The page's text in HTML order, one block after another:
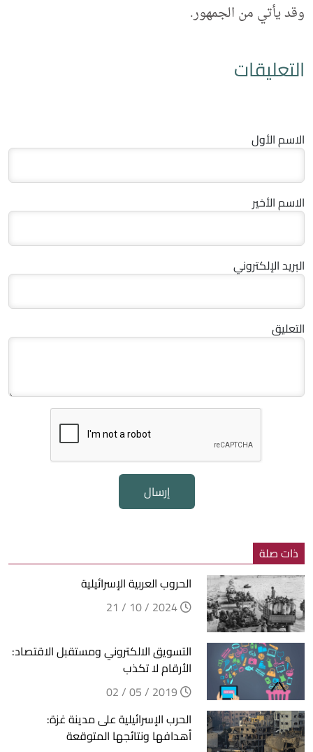
وقد يأتي من الجمهور.
التعليقات
الاسم الأول
الاسم الأخير
البريد الإلكتروني
التعليق
إرسال
ذات صلة
الحروب العربية الإسرائيلية
التسويق الالكتروني ومستقبل الاقتصاد:
الأرقام لا تكذب
الحرب الإسرائيلية على مدينة غزة:
أهدافها ونتائجها المتوقعة